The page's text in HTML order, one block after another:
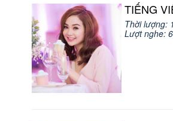
TIẾNG
Thời lượng:
Lượt nghe: